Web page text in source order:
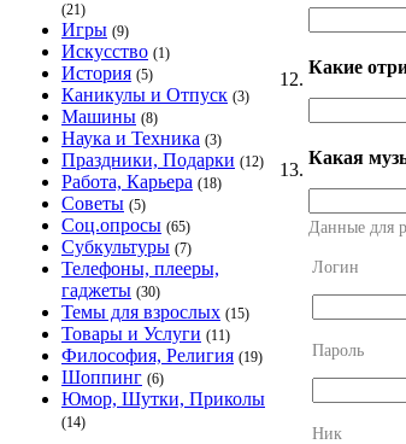
(21)
Игры (9)
Искусство (1)
История (5)
Каникулы и Отпуск (3)
Машины (8)
Наука и Техника (3)
Праздники, Подарки (12)
Работа, Карьера (18)
Советы (5)
Соц.опросы (65)
Субкультуры (7)
Телефоны, плееры,
гаджеты (30)
Темы для взрослых (15)
Товары и Услуги (11)
Философия, Религия (19)
Шоппинг (6)
Юмор, Шутки, Приколы
(14)
12.
Какие
13.
Какая
Данные для
Логин
Пароль
Ник